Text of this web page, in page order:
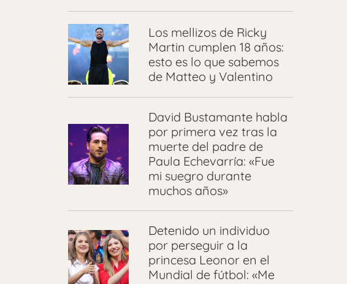
Los mellizos de Ricky
Martin cumplen 18 años:
esto es lo que sabemos
de Matteo y Valentino
David Bustamante habla
por primera vez tras la
muerte del padre de
Paula Echevarría: «Fue
mi suegro durante
muchos años»
Detenido un individuo
por perseguir a la
princesa Leonor en el
Mundial de fútbol: «Me